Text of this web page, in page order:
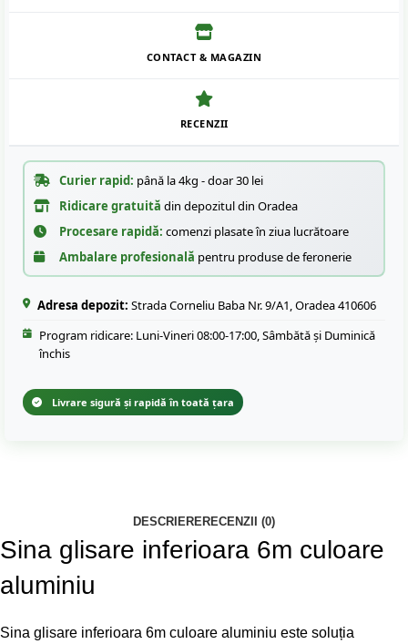
CONTACT & MAGAZIN
RECENZII
Curier rapid: până la 4kg - doar 30 lei
Ridicare gratuită din depozitul din Oradea
Procesare rapidă: comenzi plasate în ziua lucrătoare
Ambalare profesională pentru produse de feronerie
Adresa depozit: Strada Corneliu Baba Nr. 9/A1, Oradea 410606
Program ridicare: Luni-Vineri 08:00-17:00, Sâmbătă și Duminică
închis
Livrare sigură și rapidă în toată țara
DESCRIERERECENZII (0)
Sina glisare inferioara 6m culoare
aluminiu
Sina glisare inferioara 6m culoare aluminiu este soluția